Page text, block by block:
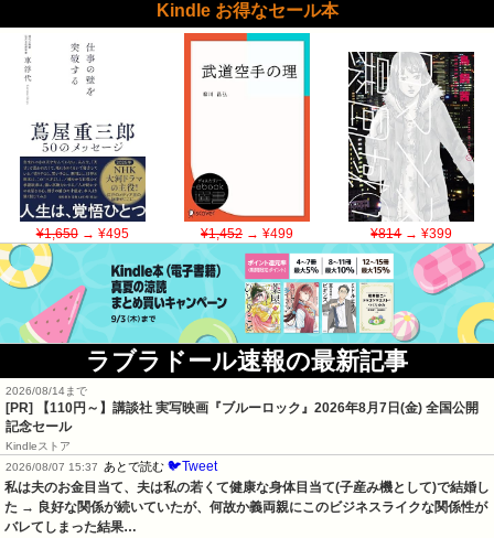
Kindle お得なセール本
¥1,650→ ¥495 ¥1,452→ ¥499 ¥814→ ¥399
ラブラドール速報の最新記事
2026/08/14まで
[PR]
【110円～】講談社 実写映画『ブルーロック』2026年8月7日(金) 全国公開
記念セール
Kindleストア
2026/08/07 15:37
あとで読む 🐦Tweet
私は夫のお金目当て、夫は私の若くて健康な身体目当て(子産み機として)で結婚し
た → 良好な関係が続いていたが、何故か義両親にこのビジネスライクな関係性が
バレてしまった結果…